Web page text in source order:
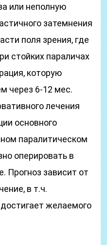
или неполную
затемнения
поля зрения, где
стойких параличах
которую
через 6-12 мес.
лечения
основного
паралитическом
оперировать в
Прогноз зависит от
в т.ч.
желаемого